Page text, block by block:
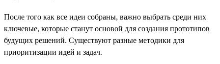
После того как все идеи собраны, важно выбрать среди них
ключевые, которые станут основой для создания прототипов
будущих решений. Существуют разные методики для
приоритизации идей и задач.